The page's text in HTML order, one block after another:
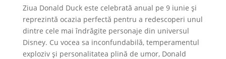
Ziua Donald Duck este celebrată anual pe 9 iunie și
reprezintă ocazia perfectă pentru a redescoperi unul
dintre cele mai îndrăgite personaje din universul
Disney. Cu vocea sa inconfundabilă, temperamentul
exploziv și personalitatea plină de umor, Donald